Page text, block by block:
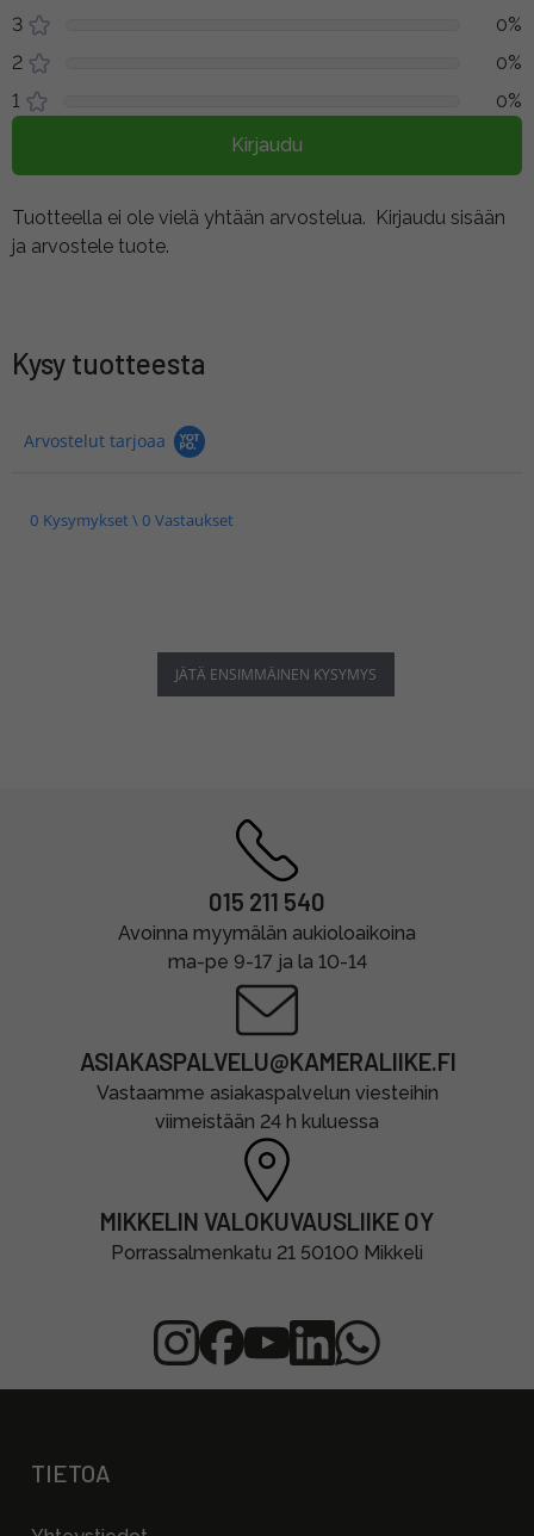
3
0%
2
0%
1
0%
Kirjaudu
Tuotteella ei ole vielä yhtään arvostelua. Kirjaudu sisään
ja arvostele tuote.
Kysy tuotteesta
Arvostelut tarjoaa
0 Kysymykset \ 0 Vastaukset
JÄTÄ ENSIMMÄINEN KYSYMYS
015 211 540
Avoinna myymälän aukioloaikoina
ma-pe 9-17 ja la 10-14
ASIAKASPALVELU@KAMERALIIKE.FI
Vastaamme asiakaspalvelun viesteihin
viimeistään 24 h kuluessa
MIKKELIN VALOKUVAUSLIIKE OY
Porrassalmenkatu 21 50100 Mikkeli
TIETOA